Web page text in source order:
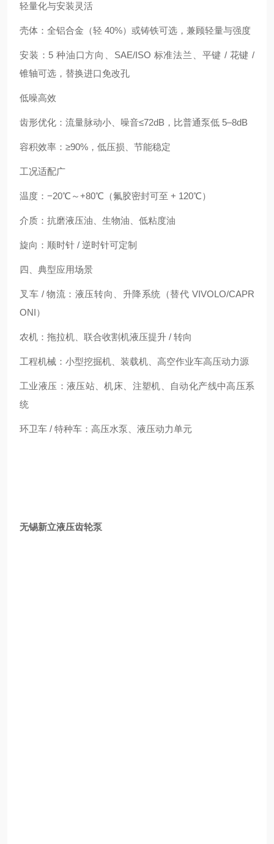
轻量化与安装灵活
壳体：全铝合金（轻 40%）或铸铁可选，兼顾轻量与强度
安装：5 种油口方向、SAE/ISO 标准法兰、平键 / 花键 /
锥轴可选，替换进口免改孔
低噪高效
齿形优化：流量脉动小、噪音≤72dB，比普通泵低 5–8dB
容积效率：≥90%，低压损、节能稳定
工况适配广
温度：−20℃～+80℃（氟胶密封可至 + 120℃）
介质：抗磨液压油、生物油、低粘度油
旋向：顺时针 / 逆时针可定制
四、典型应用场景
叉车 / 物流：液压转向、升降系统（替代 VIVOLO/CAPR
ONI）
农机：拖拉机、联合收割机液压提升 / 转向
工程机械：小型挖掘机、装载机、高空作业车高压动力源
工业液压：液压站、机床、注塑机、自动化产线中高压系
统
环卫车 / 特种车：高压水泵、液压动力单元
无锡新立液压齿轮泵